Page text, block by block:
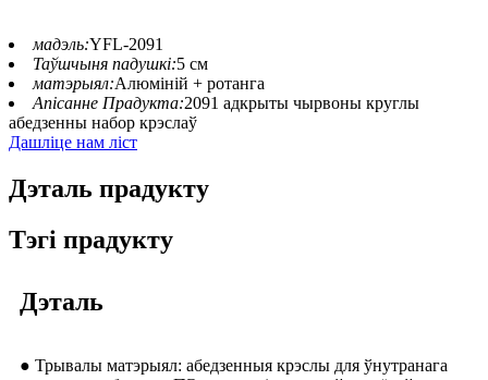
мадэль:YFL-2091
Таўшчыня падушкі:5 см
матэрыял:Алюміній + ротанга
Апісанне Прадукта:2091 адкрыты чырвоны круглы
абедзенны набор крэслаў
Дашліце нам ліст
Дэталь прадукту
Тэгі прадукту
Дэталь
● Трывалы матэрыял: абедзенныя крэслы для ўнутранага